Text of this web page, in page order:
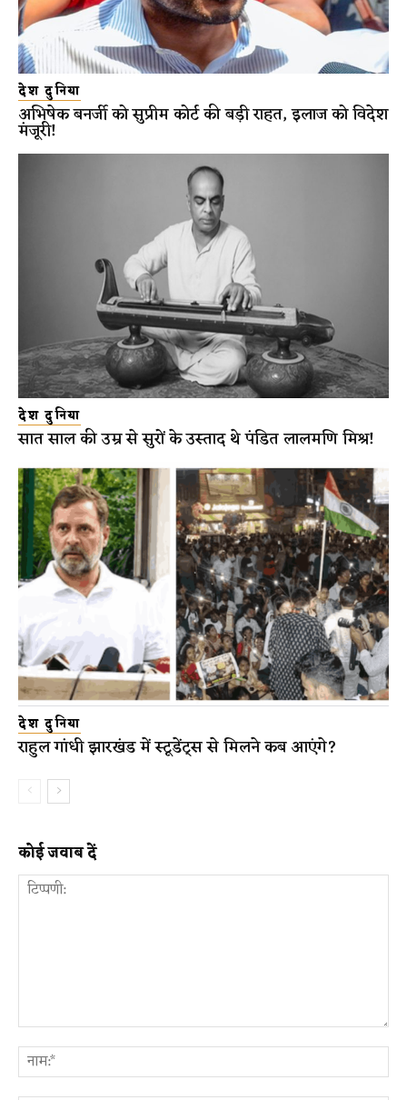
देश दुनिया
अभिषेक बनर्जी को सुप्रीम कोर्ट की बड़ी राहत, इलाज को विदेश
मंजूरी!
देश दुनिया
सात साल की उम्र से सुरों के उस्ताद थे पंडित लालमणि मिश्र!
देश दुनिया
राहुल गांधी झारखंड में स्टूडेंट्स से मिलने कब आएंगे?
कोई जवाब दें